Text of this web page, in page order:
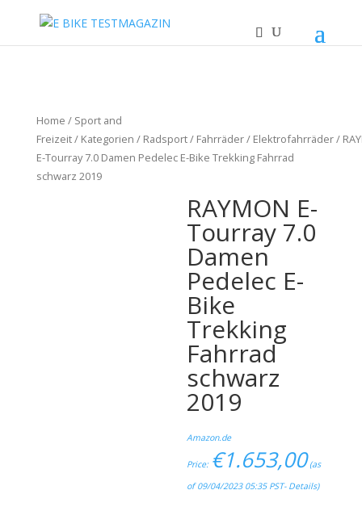
Home / Sport and
Freizeit/ Kategorien / Radsport/ Fahrräder/ Elektrofahrräder/
E-Tourray 7.0 Damen Pedelec E-Bike Trekking Fahrrad
schwarz 2019
RAYMON E-
Tourray 7.0
Damen
Pedelec E-
Bike
Trekking
Fahrrad
schwarz
2019
Amazon.de
Price: €1.653,00(as
of 09/04/2023 05:35 PST- Details)